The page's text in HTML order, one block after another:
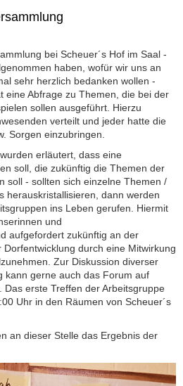
bei Scheuer´s Hof im Saal -
haben, wofür wir uns an
sehr herzlich bedanken wollen -
eine Abfrage zu Themen, die bei der
sollen ausgeführt. Hierzu
verteilt und jeder hatte die
Sorgen einzubringen.
erläutert, dass eine
soll, die zukünftig die Themen der
soll - sollten sich einzelne Themen /
herauskristallisieren, dann werden
ins Leben gerufen. Hiermit
und
aufgefordert zukünftig an der
durch eine Mitwirkung
Zur Diskussion diverser
kann gerne auch das Forum auf
erste Treffen der Arbeitsgruppe
Uhr in den Räumen von Scheuer´s
an dieser Stelle das Ergebnis der